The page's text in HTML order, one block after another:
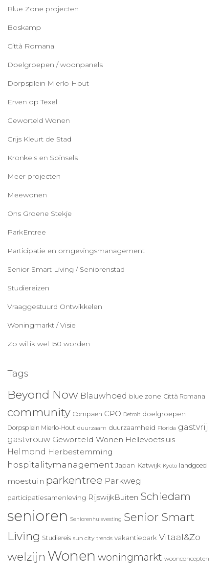
Blue Zone projecten
Boskamp
Città Romana
Doelgroepen / woonpanels
Dorpsplein Mierlo-Hout
Erven op Texel
Geworteld Wonen
Grijs Kleurt de Stad
Kronkels en Spinsels
Meer projecten
Meewonen
Ons Groene Stekje
ParkEntree
Participatie en omgevingsmanagement
Senior Smart Living / Seniorenstad
Studiereizen
Vraaggestuurd Ontwikkelen
Woningmarkt / Visie
Zo wil ik wel 150 worden
Tags
Beyond Now Blauwhoed blue zone Città Romana
community Compaen CPO Detroit doelgroepen
Dorpsplein Mierlo-Hout duurzaam duurzaamheid Florida gastvrij
gastvrouw Geworteld Wonen Hellevoetsluis
Helmond Herbestemming
hospitalitymanagement Japan Katwijk Kyoto landgoed
moestuin parkentree Parkweg
participatiesamenleving RijswijkBuiten Schiedam
senioren Seniorenhuisvesting Senior Smart
Living Studiereis sun city trends vakantiepark Vitaal&Zo
welzijn Wonen woningmarkt woonconcepten